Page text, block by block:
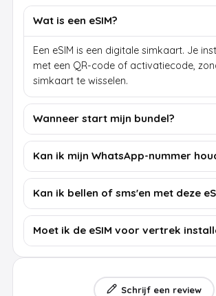
Wat is een eSIM?
Een eSIM is een digitale simkaart. Je
met een QR-code of activatiecode,
simkaart te wisselen.
Wanneer start mijn bundel?
Kan ik mijn WhatsApp-nummer
Kan ik bellen of sms'en met deze
Moet ik de eSIM voor vertrek
Schrijf een review